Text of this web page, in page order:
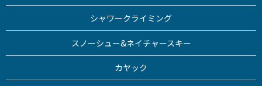
シャワークライミング
スノーシュー&ネイチャースキー
カヤック